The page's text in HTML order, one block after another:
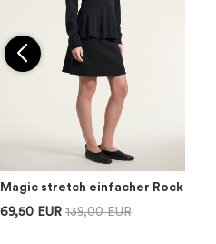
Magic stretch einfacher Rock
69,50 EUR 139,00 EUR